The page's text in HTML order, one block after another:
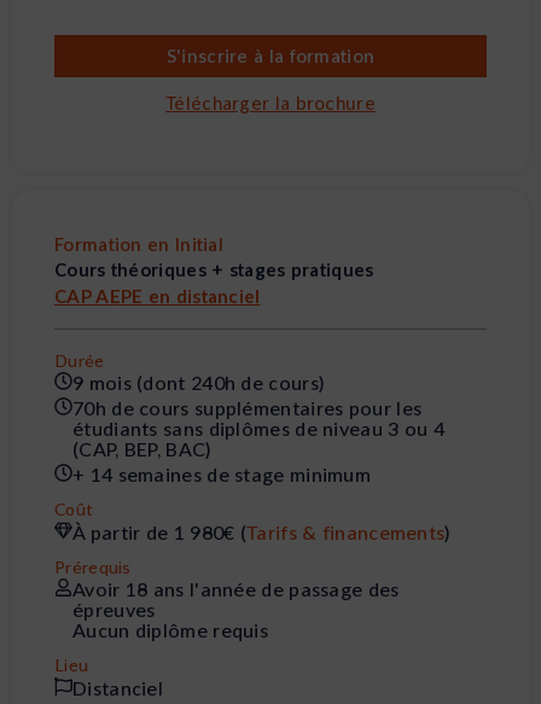
S'inscrire à la formation
Télécharger la brochure
Formation en Initial
Cours théoriques + stages pratiques
CAP AEPE en distanciel
Durée
9 mois (dont 240h de cours)
70h de cours supplémentaires pour les
étudiants sans diplômes de niveau 3 ou 4
(CAP, BEP, BAC)
+ 14 semaines de stage minimum
Coût
À partir de 1 980€ (Tarifs & financements)
Prérequis
Avoir 18 ans l'année de passage des
épreuves
Aucun diplôme requis
Lieu
Distanciel